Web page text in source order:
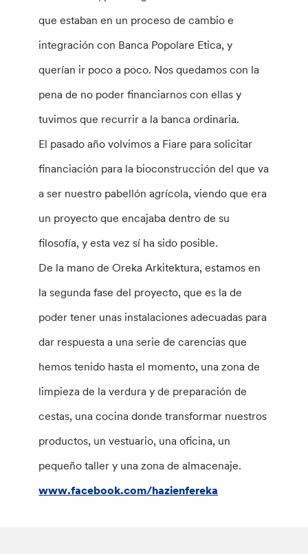
que estaban en un proceso de cambio e
integración con Banca Popolare Etica, y
querían ir poco a poco. Nos quedamos con la
pena de no poder financiarnos con ellas y
tuvimos que recurrir a la banca ordinaria.
El pasado año volvimos a Fiare para solicitar
financiación para la bioconstrucción del que va
a ser nuestro pabellón agrícola, viendo que era
un proyecto que encajaba dentro de su
filosofía, y esta vez sí ha sido posible.
De la mano de Oreka Arkitektura, estamos en
la segunda fase del proyecto, que es la de
poder tener unas instalaciones adecuadas para
dar respuesta a una serie de carencias que
hemos tenido hasta el momento, una zona de
limpieza de la verdura y de preparación de
cestas, una cocina donde transformar nuestros
productos, un vestuario, una oficina, un
pequeño taller y una zona de almacenaje.
www.facebook.com/hazienfereka